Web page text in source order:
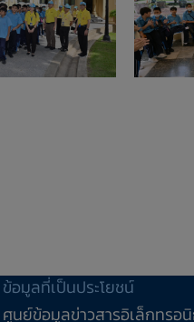
ข้อมูลที่เป็นประโยชน์
ศูนย์ข้อมูลข่าวสารอิเล็กทรอ